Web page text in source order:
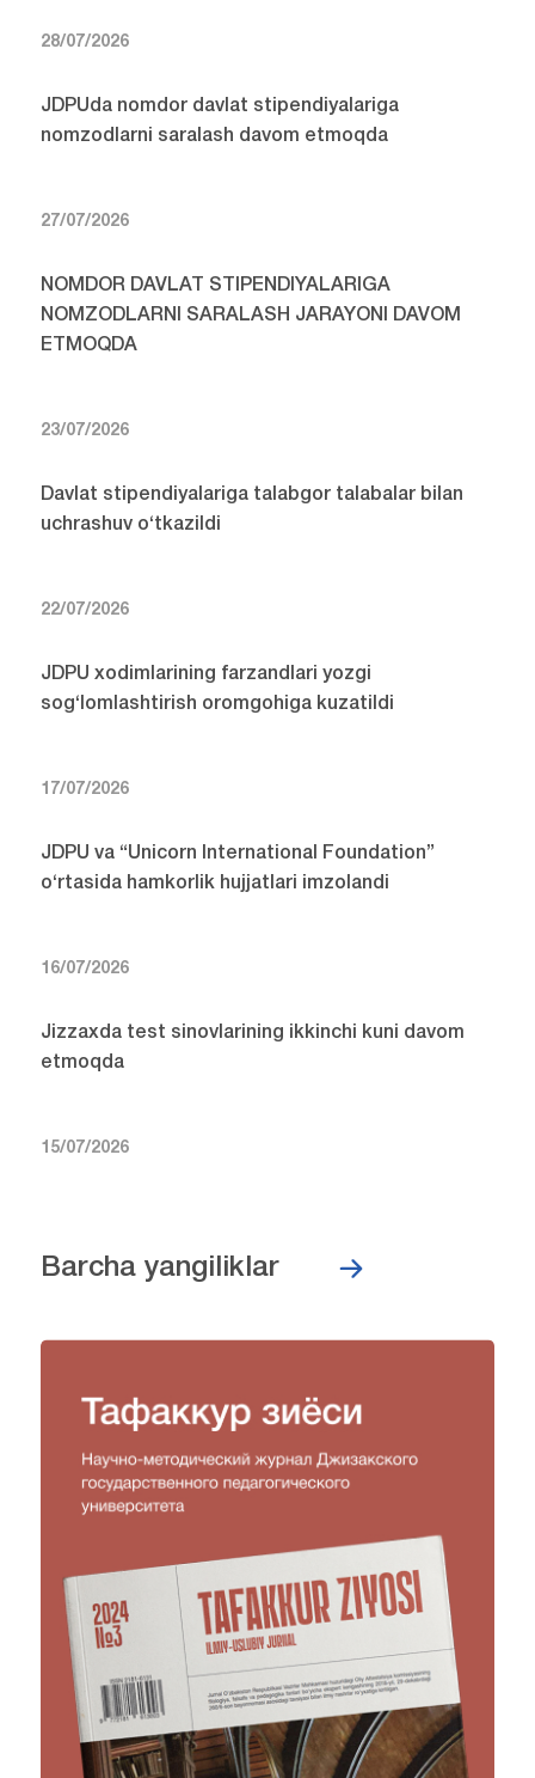
28/07/2026
JDPUda nomdor davlat stipendiyalariga
nomzodlarni saralash davom etmoqda
27/07/2026
NOMDOR DAVLAT STIPENDIYALARIGA
NOMZODLARNI SARALASH JARAYONI DAVOM
ETMOQDA
23/07/2026
Davlat stipendiyalariga talabgor talabalar bilan
uchrashuv o‘tkazildi
22/07/2026
JDPU xodimlarining farzandlari yozgi
sog‘lomlashtirish oromgohiga kuzatildi
17/07/2026
JDPU va “Unicorn International Foundation”
o‘rtasida hamkorlik hujjatlari imzolandi
16/07/2026
Jizzaxda test sinovlarining ikkinchi kuni davom
etmoqda
15/07/2026
Barcha yangiliklar